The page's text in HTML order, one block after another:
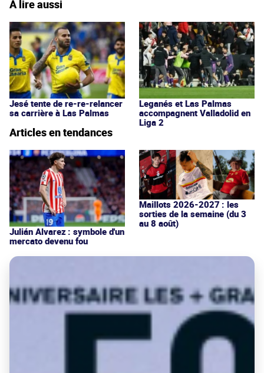
À lire aussi
Jesé tente de re-re-relancer
sa carrière à Las Palmas
Leganés et Las Palmas
accompagnent Valladolid en
Liga 2
Articles en tendances
Julián Alvarez : symbole d'un
mercato devenu fou
Maillots 2026-2027 : les
sorties de la semaine (du 3
au 8 août)